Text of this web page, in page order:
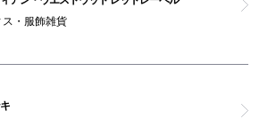
ス・服飾雑貨